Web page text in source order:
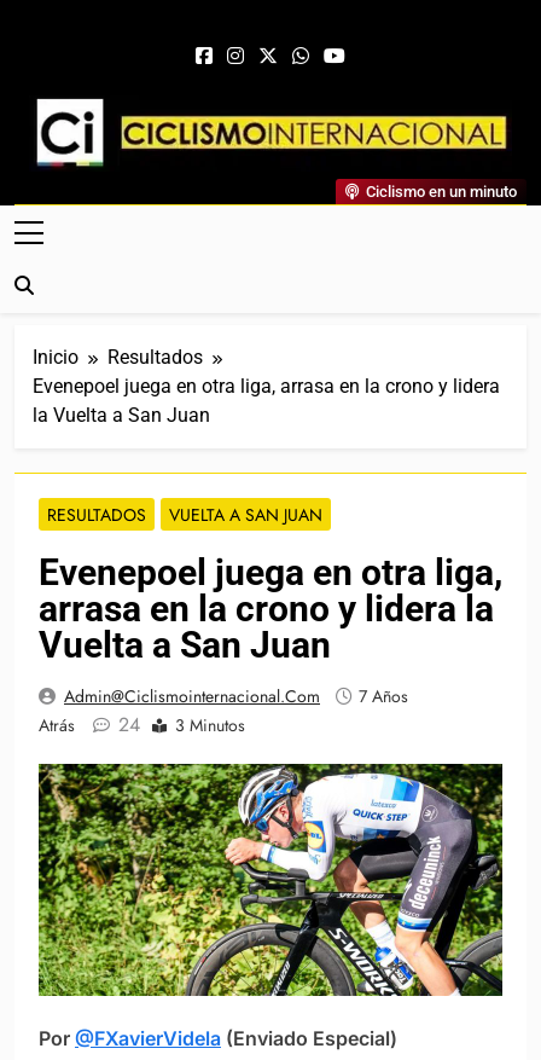
Ciclismo Internacional
Web Dedicada Al Ciclismo Mundial. Entrevistas, Análisis,
Crónicas, Previas Y Más. La Web Ciclista De Referencia.
Ciclismo en un minuto
Inicio
Resultados
Evenepoel juega en otra liga, arrasa en la crono y lidera
la Vuelta a San Juan
RESULTADOS VUELTA A SAN JUAN
Evenepoel juega en otra liga,
arrasa en la crono y lidera la
Vuelta a San Juan
Admin@ciclismointernacional.com
7 Años
Atrás
24 3 Minutos
Por @FXavierVidela (Enviado Especial)